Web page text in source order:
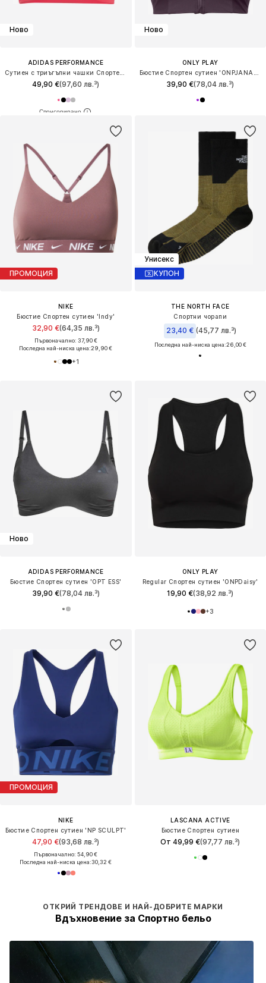
Ново
ADIDAS PERFORMANCE
49,90 €(97,60 лв.³)
Ново
ONLY PLAY
39,90 €(78,04 лв.³)
ПРОМОЦИЯ
NIKE
Бюстие Спортен сутиен 'Indy'
32,90 €(64,35 лв.³)
Първоначално: 37,90 €
Последна най-ниска цена:29,90 €
+1
Унисекс
КУПОН
THE NORTH FACE
Спортни чорапи
23,40 € (45,77 лв.³)
Последна най-ниска цена:26,00 €
Ново
ADIDAS PERFORMANCE
Бюстие Спортен сутиен 'OPT ESS'
39,90 €(78,04 лв.³)
ONLY PLAY
Regular Спортен сутиен 'ONPDaisy'
19,90 €(38,92 лв.³)
+3
ПРОМОЦИЯ
NIKE
Бюстие Спортен сутиен 'NP SCULPT'
47,90 €(93,68 лв.³)
Първоначално: 54,90 €
Последна най-ниска цена:30,32 €
LASCANA ACTIVE
Бюстие Спортен сутиен
От 49,99 €(97,77 лв.³)
ОТКРИЙ ТРЕНДОВЕ И НАЙ-ДОБРИТЕ МАРКИ
Вдъхновение за Спортно бельо